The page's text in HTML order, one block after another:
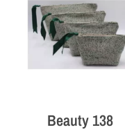
Beauty 138